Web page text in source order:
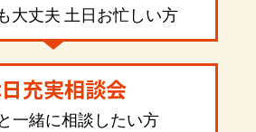
大丈夫 土日お忙しい方
充実相談会
一緒に相談したい方